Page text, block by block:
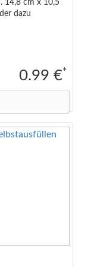
14,8 cm x 10,5
dazu
0.99 €*